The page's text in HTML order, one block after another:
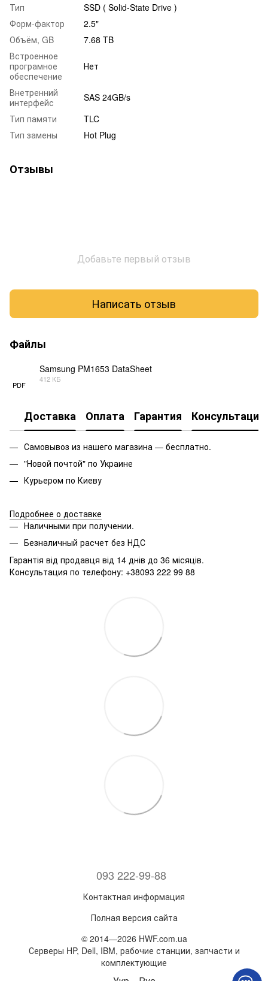
Тип
SSD ( Solid-State Drive )
Форм-фактор
2.5"
Объём, GB
7.68 TB
Встроенное
програмное
обеспечение
Нет
Внетренний
интерфейс
SAS 24GB/s
Тип памяти
TLC
Тип замены
Hot Plug
Отзывы
Добавьте первый отзыв
Написать отзыв
Файлы
PDF
Samsung PM1653 DataSheet
412 КБ
Доставка Оплата Гарантия Консультация
Самовывоз из нашего магазина — бесплатно.
"Новой почтой" по Украине
Курьером по Киеву
Подробнее о доставке
Наличными при получении.
Безналичный расчет без НДС
Гарантія від продавця від 14 днів до 36 місяців.
Консультация по телефону: +38093 222 99 88
093 222-99-88
Контактная информация
Полная версия сайта
© 2014—2026 HWF.com.ua
Серверы HP, Dell, IBM, рабочие станции, запчасти и
комплектующие